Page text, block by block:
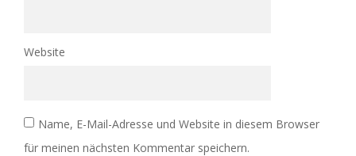
Website
Name, E-Mail-Adresse und Website in diesem Browser
für meinen nächsten Kommentar speichern.